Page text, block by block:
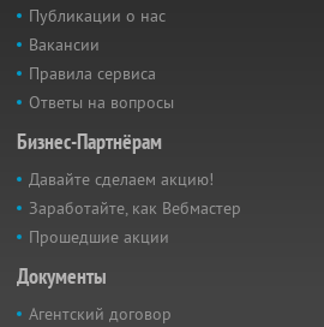
Публикации о нас
Вакансии
Правила сервиса
Ответы на вопросы
Бизнес-Партнёрам
Давайте сделаем акцию!
Заработайте, как Вебмастер
Прошедшие акции
Документы
Агентский договор